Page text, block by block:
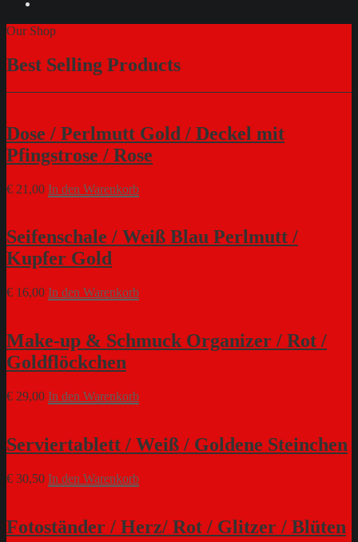
Our Shop
Best Selling Products
Dose / Perlmutt Gold / Deckel mit
Pfingstrose / Rose
€ 21,00 In den Warenkorb
Seifenschale / Weiß Blau Perlmutt /
Kupfer Gold
€ 16,00 In den Warenkorb
Make-up & Schmuck Organizer / Rot /
Goldflöckchen
€ 29,00 In den Warenkorb
Serviertablett / Weiß / Goldene Steinchen
€ 30,50 In den Warenkorb
Fotoständer / Herz/ Rot / Glitzer / Blüten